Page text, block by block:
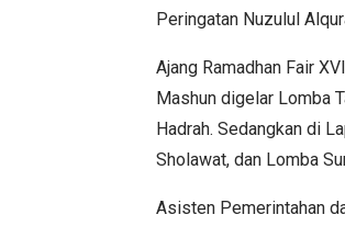
Peringatan Nuzulul
Ajang Ramadhan Fair
Mashun digelar Lomba
Hadrah. Sedangkan di
Sholawat, dan Lomba
Asisten Pemerintahan